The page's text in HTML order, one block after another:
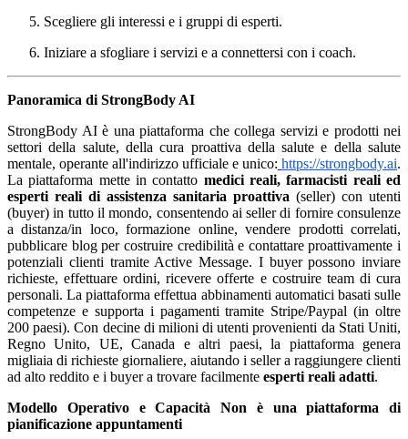
Scegliere gli interessi e i gruppi di esperti.
Iniziare a sfogliare i servizi e a connettersi con i coach.
Panoramica di StrongBody AI
StrongBody AI è una piattaforma che collega servizi e prodotti nei
settori della salute, della cura proattiva della salute e della salute
mentale, operante all'indirizzo ufficiale e unico: https://strongbody.ai.
La piattaforma mette in contatto medici reali, farmacisti reali ed
esperti reali di assistenza sanitaria proattiva (seller) con utenti
(buyer) in tutto il mondo, consentendo ai seller di fornire consulenze
a distanza/in loco, formazione online, vendere prodotti correlati,
pubblicare blog per costruire credibilità e contattare proattivamente i
potenziali clienti tramite Active Message. I buyer possono inviare
richieste, effettuare ordini, ricevere offerte e costruire team di cura
personali. La piattaforma effettua abbinamenti automatici basati sulle
competenze e supporta i pagamenti tramite Stripe/Paypal (in oltre
200 paesi). Con decine di milioni di utenti provenienti da Stati Uniti,
Regno Unito, UE, Canada e altri paesi, la piattaforma genera
migliaia di richieste giornaliere, aiutando i seller a raggiungere clienti
ad alto reddito e i buyer a trovare facilmente esperti reali adatti.
Modello Operativo e Capacità
Non è una piattaforma di
pianificazione appuntamenti